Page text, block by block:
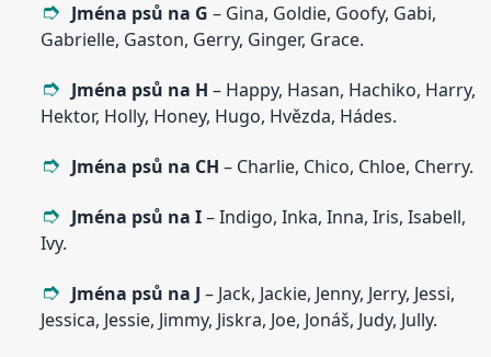
Jména psů na G – Gina, Goldie, Goofy, Gabi,
Gabrielle, Gaston, Gerry, Ginger, Grace.
Jména psů na H – Happy, Hasan, Hachiko, Harry,
Hektor, Holly, Honey, Hugo, Hvězda, Hádes.
Jména psů na CH – Charlie, Chico, Chloe, Cherry.
Jména psů na I– Indigo, Inka, Inna, Iris, Isabell,
Ivy.
Jména psů na J – Jack, Jackie, Jenny, Jerry, Jessi,
Jessica, Jessie, Jimmy, Jiskra, Joe, Jonáš, Judy, Jully.